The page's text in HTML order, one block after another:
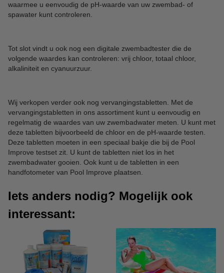
waarmee u eenvoudig de pH-waarde van uw zwembad- of
spawater kunt controleren.
Tot slot vindt u ook nog een digitale zwembadtester die de
volgende waardes kan controleren: vrij chloor, totaal chloor,
alkaliniteit en cyanuurzuur.
Wij verkopen verder ook nog vervangingstabletten. Met de
vervangingstabletten in ons assortiment kunt u eenvoudig en
regelmatig de waardes van uw zwembadwater meten. U kunt met
deze tabletten bijvoorbeeld de chloor en de pH-waarde testen.
Deze tabletten moeten in een speciaal bakje die bij de Pool
Improve testset zit. U kunt de tabletten niet los in het
zwembadwater gooien. Ook kunt u de tabletten in een
handfotometer van Pool Improve plaatsen.
Iets anders nodig? Mogelijk ook
interessant: